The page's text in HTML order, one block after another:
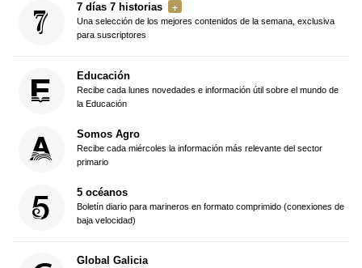
7 días 7 historias
Una selección de los mejores contenidos de la semana, exclusiva
para suscriptores
Educación
Recibe cada lunes novedades e información útil sobre el mundo de
la Educación
Somos Agro
Recibe cada miércoles la información más relevante del sector
primario
5 océanos
Boletín diario para marineros en formato comprimido (conexiones de
baja velocidad)
Global Galicia